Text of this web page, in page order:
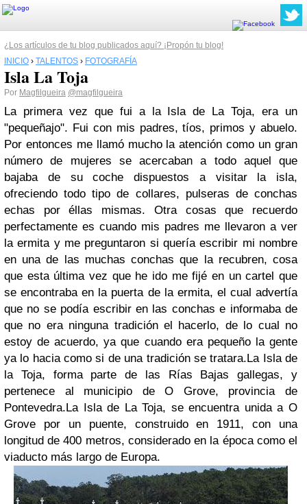
¿Los artículos de tu blog publicados aquí? ¡Propón tu blog!
INICIO › TALENTOS › FOTOGRAFÍA
Isla La Toja
Por Magfilgueira @magfilgueira
La primera vez que fui a la Isla de La Toja, era un
"pequeñajo". Fui con mis padres, tíos, primos y abuelo.
Por entonces me llamó mucho la atención como un gran
número de mujeres se acercaban a todo aquel que
bajaba de su coche dispuestos a visitar la isla,
ofreciendo todo tipo de collares, pulseras de conchas
echas por éllas mismas. Otra cosas que recuerdo
perfectamente es cuando mis padres me llevaron a ver
la ermita y me preguntaron si quería escribir mi nombre
en una de las muchas conchas que la recubren, cosa
que esta última vez que he ido me fijé en un cartel que
se encontraba en la puerta de la ermita, el cual advertía
que no se podía escribir en las conchas e informaba de
que no era ninguna tradición el hacerlo, de lo cual no
estoy de acuerdo, ya que cuando era pequeño la gente
ya lo hacia como si de una tradición se tratara.La Isla de
la Toja, forma parte de las Rías Bajas gallegas, y
pertenece al municipio de O Grove, provincia de
Pontevedra.La Isla de La Toja, se encuentra unida a O
Grove por un puente, construido en 1911, con una
longitud de 400 metros, considerado en la época como el
viaducto más largo de Europa.